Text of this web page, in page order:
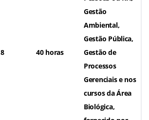
8 40 horas
Gestão
Ambiental,
Gestão Pública,
Gestão de
Processos
Gerenciais e nos
cursos da Área
Biológica,